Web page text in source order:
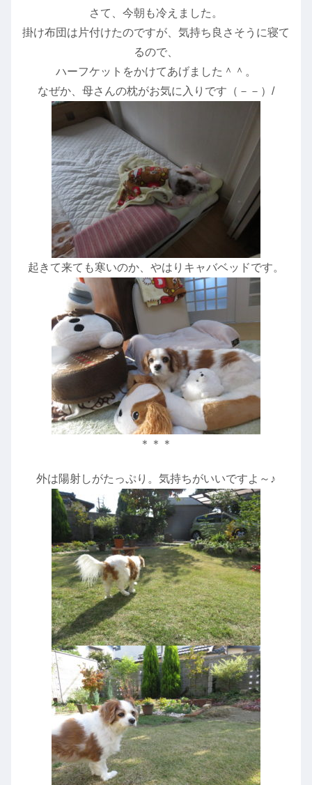
さて、今朝も冷えました。
掛け布団は片付けたのですが、気持ち良さそうに寝て
るので、
ハーフケットをかけてあげました＾＾。
なぜか、母さんの枕がお気に入りです（－－）/
起きて来ても寒いのか、やはりキャバベッドです。
＊＊＊
外は陽射しがたっぷり。気持ちがいいですよ～♪